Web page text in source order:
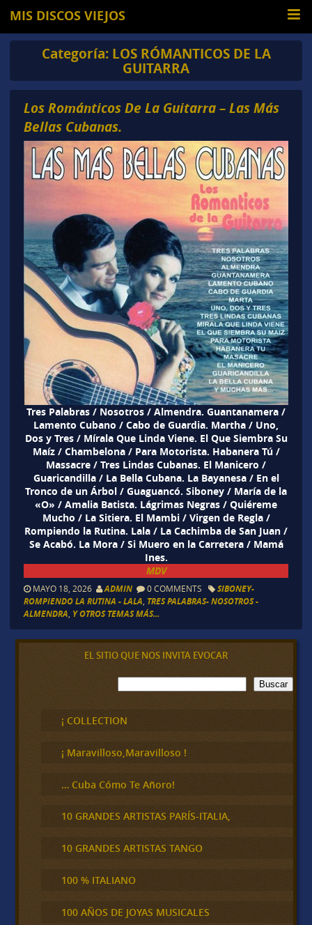
MIS DISCOS VIEJOS
Categoría: LOS RÓMANTICOS DE LA
GUITARRA
Los Románticos De La Guitarra – Las Más
Bellas Cubanas.
Tres Palabras / Nosotros / Almendra. Guantanamera /
Lamento Cubano / Cabo de Guardia. Martha / Uno,
Dos y Tres / Mírala Que Linda Viene. El Que Siembra Su
Maíz / Chambelona / Para Motorista. Habanera Tú /
Massacre / Tres Lindas Cubanas. El Manicero /
Guaricandilla / La Bella Cubana. La Bayanesa / En el
Tronco de un Árbol / Guaguancó. Siboney / María de la
«O» / Amalia Batista. Lágrimas Negras / Quiéreme
Mucho / La Sitiera. El Mambi / Virgen de Regla /
Rompiendo la Rutina. Lala / La Cachimba de San Juan /
Se Acabó. La Mora / Si Muero en la Carretera / Mamá
Ines.
MDV
MAYO 18, 2026 ADMIN 0 COMMENTS
SIBONEY-
ROMPIENDO LA RUTINA - LALA, TRES PALABRAS- NOSOTROS -
ALMENDRA, Y OTROS TEMAS MÁS...
EL SITIO QUE NOS INVITA EVOCAR
B
u
c
a
Buscar
¡ COLLECTION
¡ Maravilloso,Maravilloso !
… Cuba Cómo Te Añoro!
10 GRANDES ARTISTAS PARÍS-ITALIA,
10 GRANDES ARTISTAS TANGO
100 % ITALIANO
100 AÑOS DE JOYAS MUSICALES